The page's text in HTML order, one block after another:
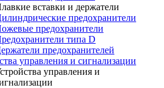
вставки и держатели
предохранители
предохранители
типа D
предохранителей
управления и сигнализации
управления и